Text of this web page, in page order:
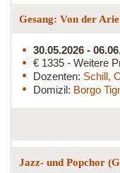
Gesang: Von der
30.05.2026 -
€ 1335 - Weitere
Dozenten: Schill,
Domizil: Borgo
Jazz- und Popchor